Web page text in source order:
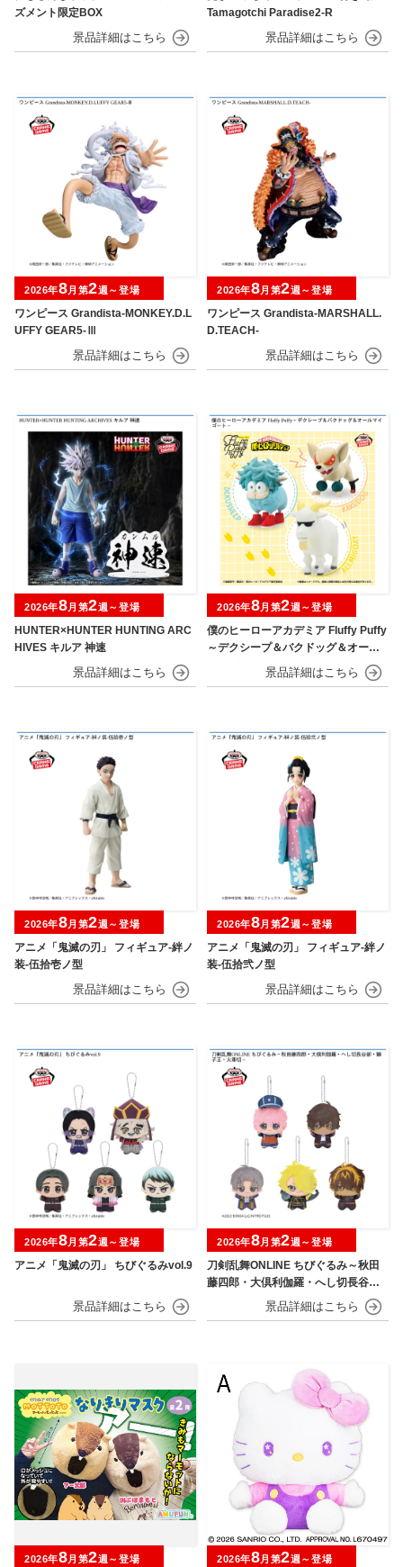
ズメント限定BOX
Tamagotchi Paradise2-R
ワンピース Grandista-MONKEY.D.L
UFFY GEAR5-Ⅲ
2026年8月第2週～登場
ワンピース Grandista-MARSHALL.
D.TEACH-
2026年8月第2週～登場
HUNTER×HUNTER HUNTING ARC
HIVES キルア 神速
2026年8月第2週～登場
僕のヒーローアカデミア Fluffy Puffy
～デクシープ＆バクドッグ＆オール
マイゴート～
2026年8月第2週～登場
アニメ「鬼滅の刃」 フィギュア-絆ノ
装-伍拾壱ノ型
2026年8月第2週～登場
アニメ「鬼滅の刃」 フィギュア-絆ノ
装-伍拾弐ノ型
2026年8月第2週～登場
アニメ「鬼滅の刃」 ちびぐるみvol.9
2026年8月第2週～登場
刀剣乱舞ONLINE ちびぐるみ～秋田
藤四郎・大倶利伽羅・へし切長谷
部・獅子王・火車切～
2026年8月第2週～登場
2026年8月第2週～登場 2026年8月第2週～登場